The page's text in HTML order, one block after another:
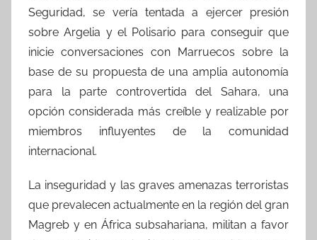
Seguridad, se vería tentada a ejercer presión
sobre Argelia y el Polisario para conseguir que
inicie conversaciones con Marruecos sobre la
base de su propuesta de una amplia autonomía
para la parte controvertida del Sahara, una
opción considerada más creíble y realizable por
miembros influyentes de la comunidad
internacional.
La inseguridad y las graves amenazas terroristas
que prevalecen actualmente en la región del gran
Magreb y en África subsahariana, militan a favor